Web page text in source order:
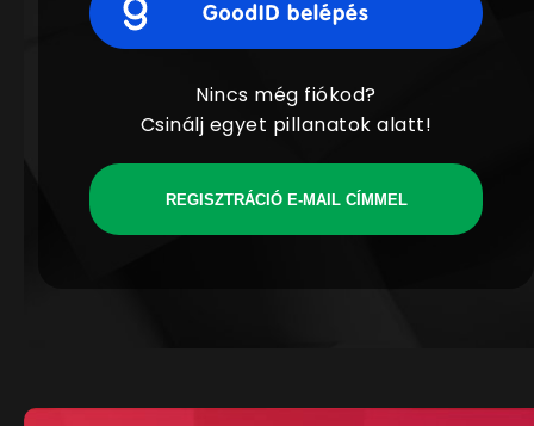
Nincs még fiókod?
Csinálj egyet pillanatok alatt!
REGISZTRÁCIÓ E-MAIL CÍMMEL